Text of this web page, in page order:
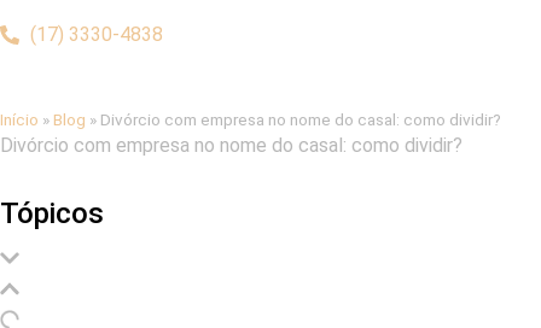
(17) 3330-4838
Início » Blog » Divórcio com empresa no nome do casal: como dividir?
Divórcio com empresa no nome do casal: como dividir?
Tópicos